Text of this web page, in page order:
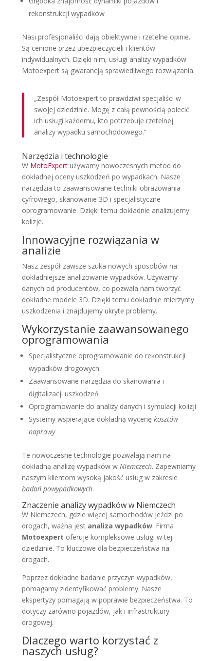
rekonstrukcji wypadków
Nasi profesjonaliści dają obiektywne i rzetelne opinie.
Są cenione przez ubezpieczycieli i klientów
indywidualnych. Dzięki nim, usługi analizy wypadków
Motoexpert są gwarancją sprawiedliwego rozwiązania.
„Zespół Motoexpert to prawdziwi specjaliści w
swojej dziedzinie. Mogę z całą pewnością polecić
ich usługi każdemu, kto potrzebuje rzetelnej
analizy wypadku samochodowego.”
Narzędzia i technologie
W MotoExpertużywamy nowoczesnych metod do
dokładnej oceny uszkodzeń po wypadkach. Nasze
narzędzia to zaawansowane techniki obrazowania
cyfrowego, skanowanie 3D i specjalistyczne
oprogramowanie. Dzięki temu dokładnie analizujemy
kolizje.
Innowacyjne rozwiązania w
analizie
Nasz zespół zawsze szuka nowych sposobów na
dokładniejsze analizowanie wypadków. Używamy
danych od producentów, co pozwala nam tworzyć
dokładne modele 3D. Dzięki temu dokładnie mierzymy
uszkodzenia i znajdujemy ukryte problemy.
Wykorzystanie zaawansowanego
oprogramowania
Specjalistyczne oprogramowanie do rekonstrukcji
wypadków drogowych
Zaawansowane narzędzia do skanowania i
digitalizacji uszkodzeń
Oprogramowanie do analizy danych i symulacji kolizji
Systemy wspierające dokładną wycenę kosztów
naprawy
Te nowoczesne technologie pozwalają nam na
dokładną analizę wypadków w Niemczech. Zapewniamy
naszym klientom wysoką jakość usług w zakresie
badań powypadkowych.
Znaczenie analizy wypadków w Niemczech
W Niemczech, gdzie więcej samochodów jeździ po
drogach, ważna jest analiza wypadków. Firma
Motoexpert oferuje kompleksowe usługi w tej
dziedzinie. To kluczowe dla bezpieczeństwa na
drogach.
Poprzez dokładne badanie przyczyn wypadków,
pomagamy zidentyfikować problemy. Nasze
ekspertyzy pomagają w poprawie bezpieczeństwa. To
dotyczy zarówno pojazdów, jak i infrastruktury
drogowej.
Dlaczego warto korzystać z
naszych usług?